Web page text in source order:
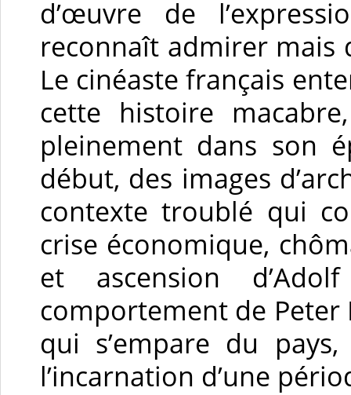
d’œuvre de
reconnaît admirer mais
Le cinéaste français
cette histoire
pleinement dans son
début, des images
contexte troublé qui
crise économique,
et ascension
comportement de
qui s’empare du
l’incarnation d’une